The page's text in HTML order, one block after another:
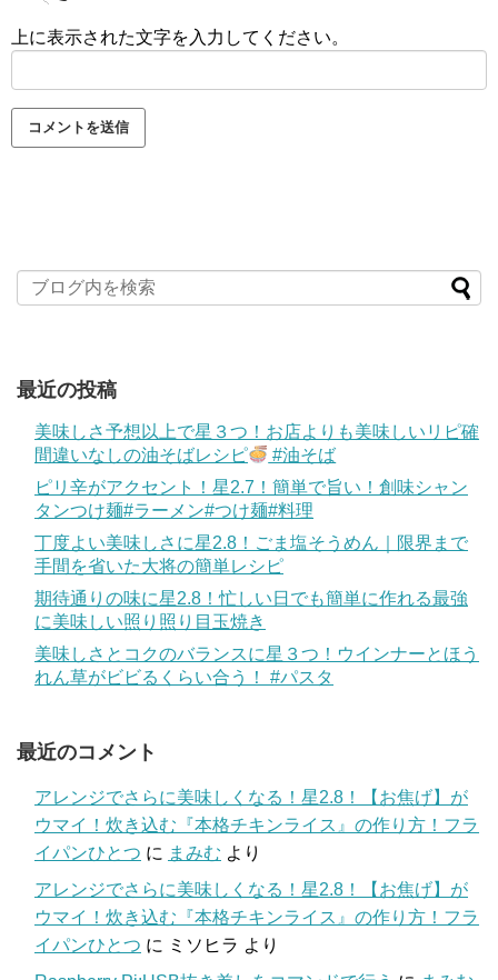
上に表示された文字を入力してください。
最近の投稿
美味しさ予想以上で星３つ！お店よりも美味しいリピ確
間違いなしの油そばレシピ
#油そば
ピリ辛がアクセント！星2.7！簡単で旨い！創味シャン
タンつけ麺#ラーメン#つけ麺#料理
丁度よい美味しさに星2.8！ごま塩そうめん｜限界まで
手間を省いた大将の簡単レシピ
期待通りの味に星2.8！忙しい日でも簡単に作れる最強
に美味しい照り照り目玉焼き
美味しさとコクのバランスに星３つ！ウインナーとほう
れん草がビビるくらい合う！ #パスタ
最近のコメント
アレンジでさらに美味しくなる！星2.8！【お焦げ】が
ウマイ！炊き込む『本格チキンライス』の作り方！フラ
イパンひとつ に まみむ より
アレンジでさらに美味しくなる！星2.8！【お焦げ】が
ウマイ！炊き込む『本格チキンライス』の作り方！フラ
イパンひとつ に ミソヒラ より